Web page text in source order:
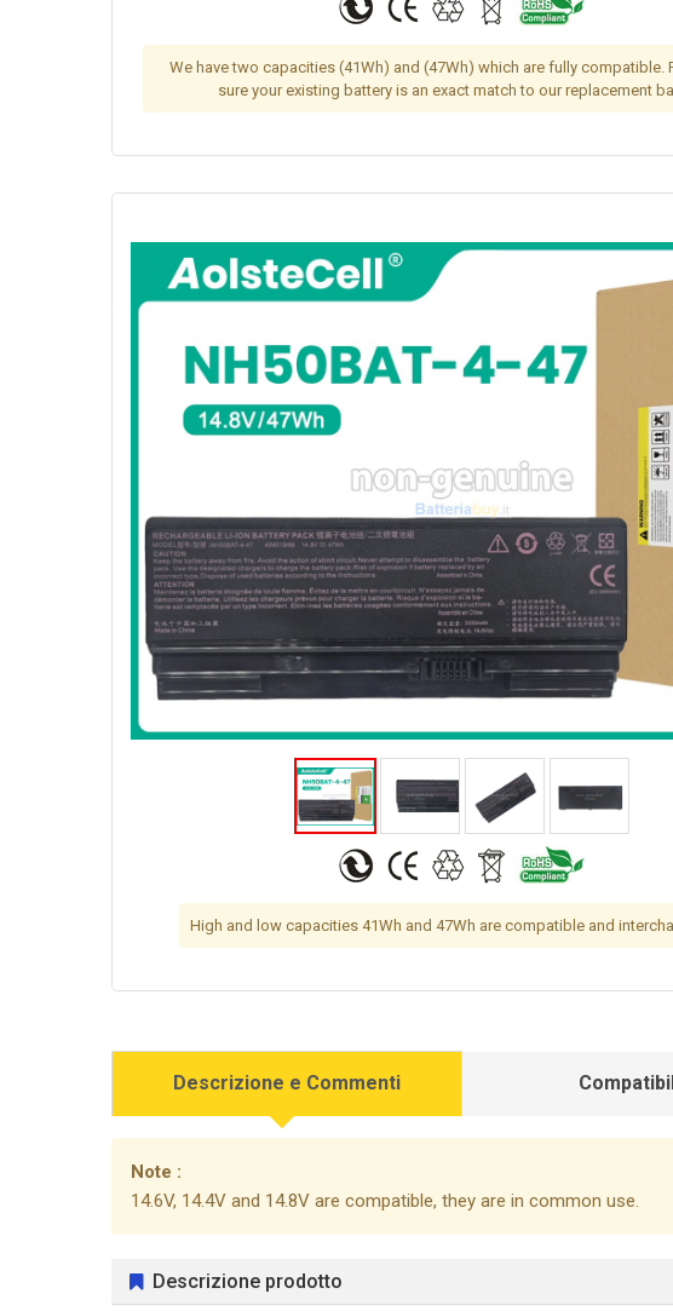
We have two capacities (41Wh) and (47Wh) which are fully compatible.
sure your existing battery is an exact match to our replacement
High and low capacities 41Wh and 47Wh are compatible and
Descrizione e Commenti
Note :
14.6V, 14.4V and 14.8V are compatible, they are in common use.
Descrizione prodotto